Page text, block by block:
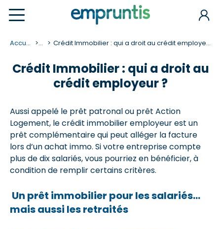
Accueil ... Crédit Immobilier : qui a droit au crédit employeur ?
Crédit Immobilier : qui a droit au
crédit employeur ?
Aussi appelé le prêt patronal ou prêt Action
Logement, le crédit immobilier employeur est un
prêt complémentaire qui peut alléger la facture
lors d’un achat immo. Si votre entreprise compte
plus de dix salariés, vous pourriez en bénéficier, à
condition de remplir certains critères.
Un prêt immobilier pour les salariés…
mais aussi les retraités